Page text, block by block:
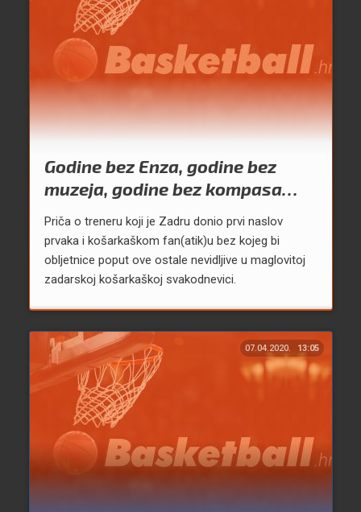
Godine bez Enza, godine bez
muzeja, godine bez kompasa…
Priča o treneru koji je Zadru donio prvi naslov
prvaka i košarkaškom fan(atik)u bez kojeg bi
obljetnice poput ove ostale nevidljive u maglovitoj
zadarskoj košarkaškoj svakodnevici.
07.04.2020. 13:05